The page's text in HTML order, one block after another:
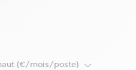
(€/mois/poste)